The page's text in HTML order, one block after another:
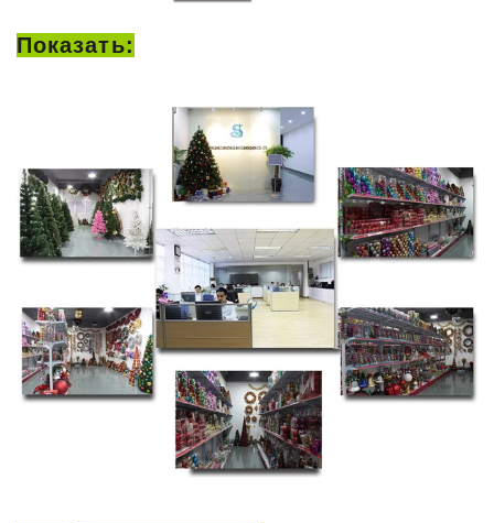
Показать: